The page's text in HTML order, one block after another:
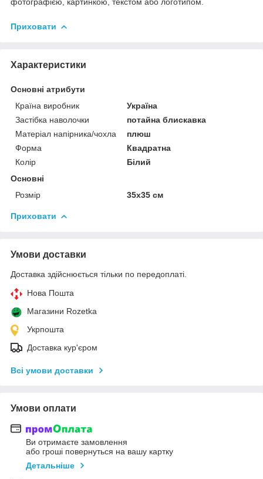
Приховати
Характеристики
Основні атрибути
Країна виробник
Україна
Застібка наволочки
потайна блискавка
Матеріал напірника/чохла
плюш
Форма
Квадратна
Колір
Білий
Основні
Розмір
35x35 см
Приховати
Умови доставки
Доставка здійснюється тільки по передоплаті.
Нова Пошта
Магазини Rozetka
Укрпошта
Доставка кур'єром
Всі умови доставки
Умови оплати
Ви отримаєте замовлення
або гроші повернуться на вашу картку
Детальніше